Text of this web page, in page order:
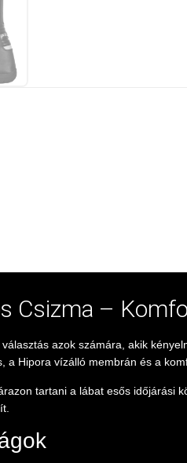
Csizma –
azok számára, akik
a Hipora vízálló membrán és a
tartani a lábat esős időjárási